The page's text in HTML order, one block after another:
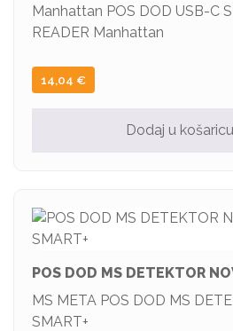
Manhattan POS DOD USB-C
READER Manhattan
14,04 €
Dodaj u košaricu
POS DOD MS DETEKTOR
MS META POS DOD MS
SMART+